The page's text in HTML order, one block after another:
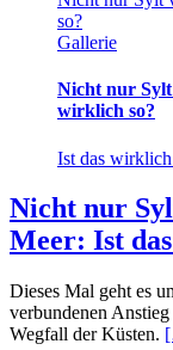
so?
Gallerie
Nicht nur Sylt
wirklich so?
Ist das wirklich
Nicht nur
Meer: Ist
Dieses Mal geht es
verbundenen Anstieg
Wegfall der Küsten.